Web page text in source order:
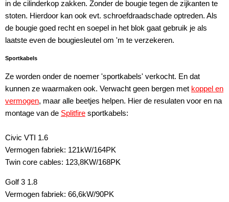
in de cilinderkop zakken. Zonder de bougie tegen de zijkanten te
stoten. Hierdoor kan ook evt. schroefdraadschade optreden. Als
de bougie goed recht en soepel in het blok gaat gebruik je als
laatste even de bougiesleutel om 'm te verzekeren.
Sportkabels
Ze worden onder de noemer 'sportkabels' verkocht. En dat
kunnen ze waarmaken ook. Verwacht geen bergen met koppel en
vermogen, maar alle beetjes helpen. Hier de resulaten voor en na
montage van de Splitfire sportkabels:
Civic VTI 1.6
Vermogen fabriek: 121kW/164PK
Twin core cables: 123,8KW/168PK
Golf 3 1.8
Vermogen fabriek: 66,6kW/90PK